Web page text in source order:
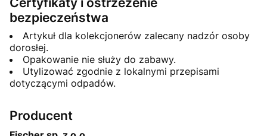
bezpieczeństwa
Artykuł dla kolekcjonerów zalecany nadzór osoby
dorosłej.
Opakowanie nie służy do zabawy.
Utylizować zgodnie z lokalnymi przepisami
dotyczącymi odpadów.
Producent